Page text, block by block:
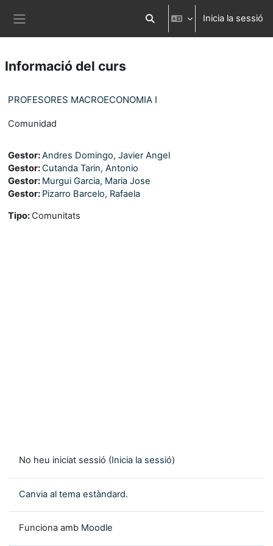
Commuta l'entrada de la cerca
Inicia la sessió
Informació del curs
PROFESORES MACROECONOMIA I
Comunidad
Gestor:Andres Domingo, Javier Angel
Gestor:Cutanda Tarin, Antonio
Gestor: Murgui Garcia, Maria Jose
Gestor: Pizarro Barcelo, Rafaela
Tipo: Comunitats
No heu iniciat sessió (Inicia la sessió)
Canvia al tema estàndard.
Funciona amb Moodle